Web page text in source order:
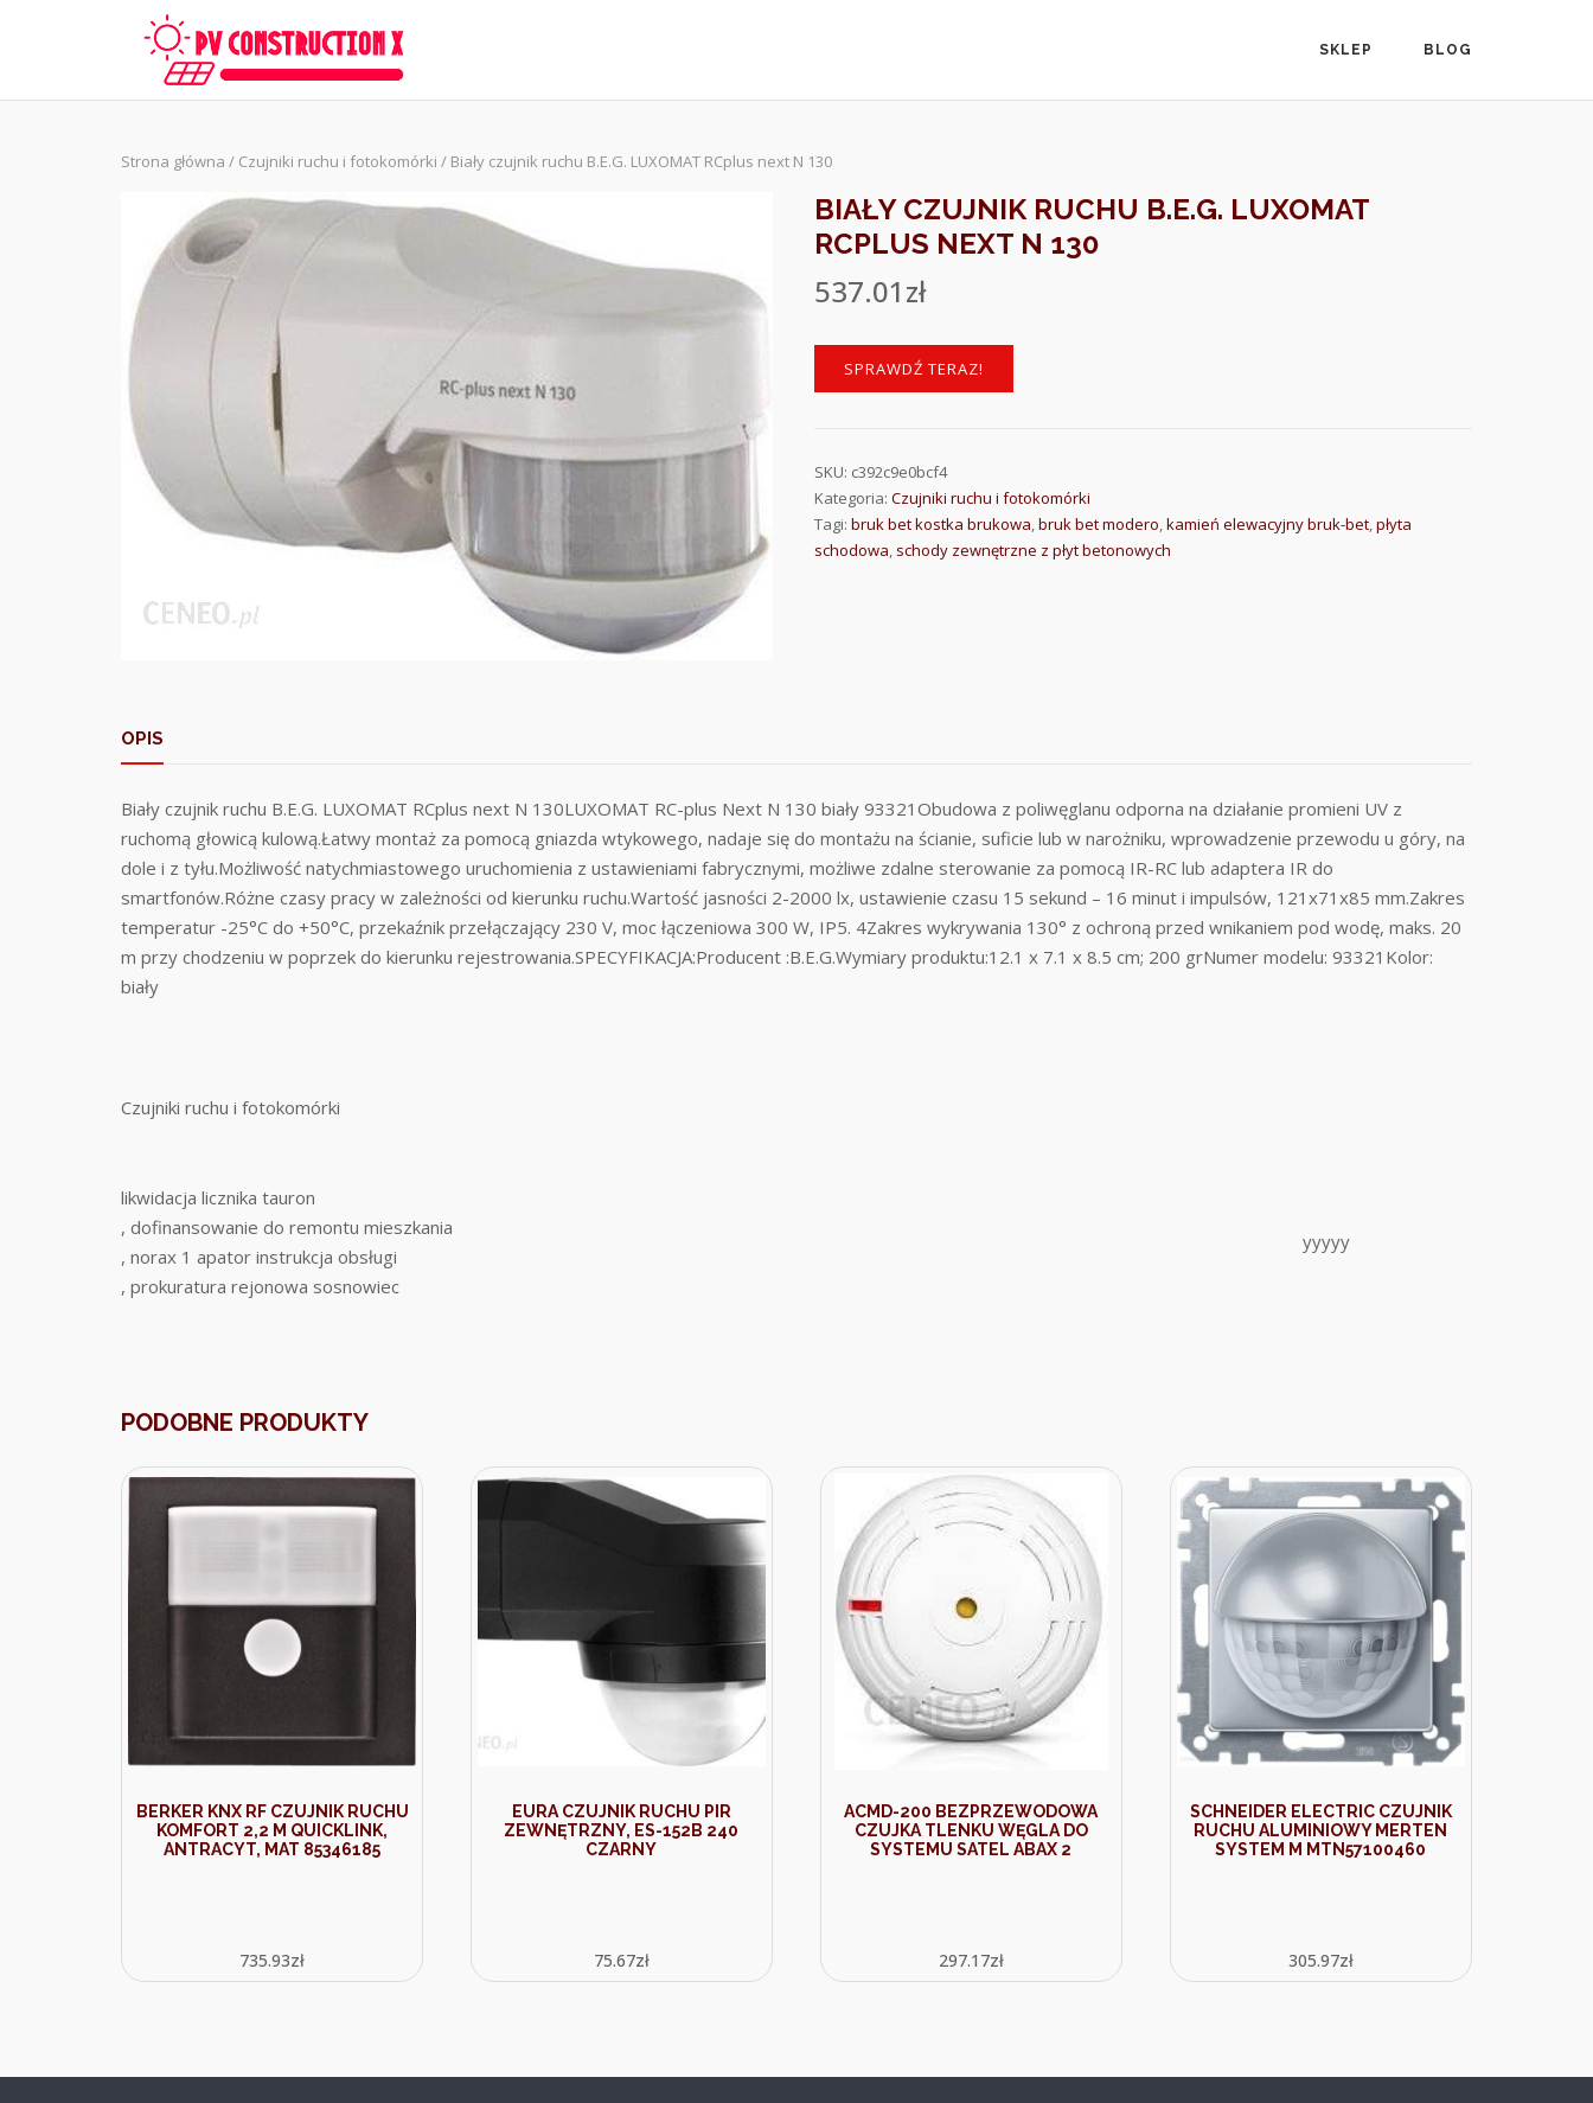
SKLEP BLOG
Strona główna / Czujniki ruchu i fotokomórki / Biały czujnik ruchu B.E.G. LUXOMAT RCplus next N 130
BIAŁY CZUJNIK RUCHU B.E.G. LUXOMAT
RCPLUS NEXT N 130
537.01zł
SPRAWDŹ TERAZ!
SKU: c392c9e0bcf4
Kategoria:Czujniki ruchu i fotokomórki
Tagi:bruk bet kostka brukowa,bruk bet modero,kamień elewacyjny bruk-bet,płyta
schodowa, schody zewnętrzne z płyt betonowych
OPIS
Biały czujnik ruchu B.E.G. LUXOMAT RCplus next N 130LUXOMAT RC-plus Next N 130 biały 93321Obudowa z poliwęglanu odporna na działanie promieni UV z
ruchomą głowicą kulową.Łatwy montaż za pomocą gniazda wtykowego, nadaje się do montażu na ścianie, suficie lub w narożniku, wprowadzenie przewodu u góry, na
dole i z tyłu.Możliwość natychmiastowego uruchomienia z ustawieniami fabrycznymi, możliwe zdalne sterowanie za pomocą IR-RC lub adaptera IR do
smartfonów.Różne czasy pracy w zależności od kierunku ruchu.Wartość jasności 2-2000 lx, ustawienie czasu 15 sekund – 16 minut i impulsów, 121x71x85 mm.Zakres
temperatur -25°C do +50°C, przekaźnik przełączający 230 V, moc łączeniowa 300 W, IP5. 4Zakres wykrywania 130° z ochroną przed wnikaniem pod wodę, maks. 20
m przy chodzeniu w poprzek do kierunku rejestrowania.SPECYFIKACJA:Producent :B.E.G.Wymiary produktu:12.1 x 7.1 x 8.5 cm; 200 grNumer modelu: 93321Kolor:
biały
Czujniki ruchu i fotokomórki
likwidacja licznika tauron
, dofinansowanie do remontu mieszkania
, norax 1 apator instrukcja obsługi
, prokuratura rejonowa sosnowiec
yyyyy
PODOBNE PRODUKTY
BERKER KNX RF CZUJNIK RUCHU
KOMFORT 2,2 M QUICKLINK,
ANTRACYT, MAT 85346185
735.93zł
EURA CZUJNIK RUCHU PIR
ZEWNĘTRZNY, ES-152B 240
CZARNY
75.67zł
ACMD-200 BEZPRZEWODOWA
CZUJKA TLENKU WĘGLA DO
SYSTEMU SATEL ABAX 2
297.17zł
SCHNEIDER ELECTRIC CZUJNIK
RUCHU ALUMINIOWY MERTEN
SYSTEM M MTN57100460
305.97zł